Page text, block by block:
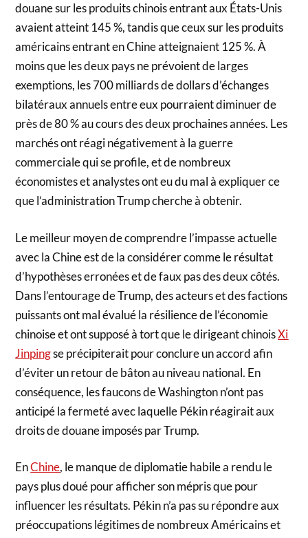
douane sur les produits chinois entrant aux États-Unis
avaient atteint 145 %, tandis que ceux sur les produits
américains entrant en Chine atteignaient 125 %. À
moins que les deux pays ne prévoient de larges
exemptions, les 700 milliards de dollars d’échanges
bilatéraux annuels entre eux pourraient diminuer de
près de 80 % au cours des deux prochaines années. Les
marchés ont réagi négativement à la guerre
commerciale qui se profile, et de nombreux
économistes et analystes ont eu du mal à expliquer ce
que l’administration Trump cherche à obtenir.
Le meilleur moyen de comprendre l’impasse actuelle
avec la Chine est de la considérer comme le résultat
d’hypothèses erronées et de faux pas des deux côtés.
Dans l’entourage de Trump, des acteurs et des factions
puissants ont mal évalué la résilience de l’économie
chinoise et ont supposé à tort que le dirigeant chinoisXi
Jinpingse précipiterait pour conclure un accord afin
d’éviter un retour de bâton au niveau national. En
conséquence, les faucons de Washington n’ont pas
anticipé la fermeté avec laquelle Pékin réagirait aux
droits de douane imposés par Trump.
EnChine, le manque de diplomatie habile a rendu le
pays plus doué pour afficher son mépris que pour
influencer les résultats. Pékin n’a pas su répondre aux
préoccupations légitimes de nombreux Américains et